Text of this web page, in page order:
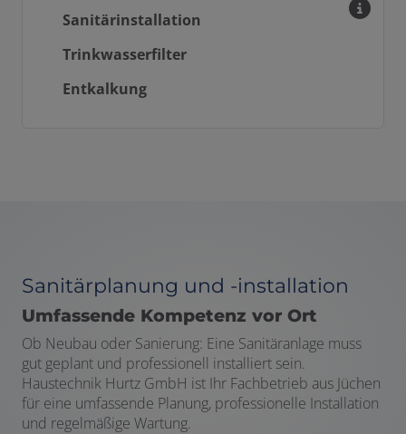
Sanitärinstallation
Trinkwasserfilter
Entkalkung
Sanitärplanung und -installation
Umfassende Kompetenz vor Ort
Ob Neubau oder Sanierung: Eine Sanitäranlage muss
gut geplant und professionell installiert sein.
Haustechnik Hurtz GmbH ist Ihr Fachbetrieb aus Jüchen
für eine umfassende Planung, professionelle Installation
und regelmäßige Wartung.